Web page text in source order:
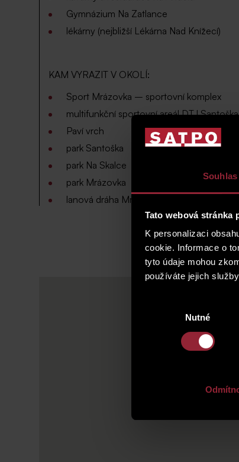
Souhlas
Tato webová stránka
K personalizaci
cookie. Informace o
tyto údaje mohou
používáte jejich
Nutné
Gymnázium Na Zatlance
lékárny (nejbližší Lékárna Nad Knížecí)
KAM VYRAZIT V OKOLÍ:
Sport Mrázovka – sportovní komplex
multifunkční sportovní areál DTJ Santoška
Paví vrch
park Santoška
park Na Skalce
park Mrázovka
lanová dráha Mrázovka